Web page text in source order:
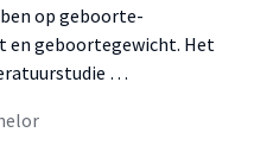
op geboorte-
geboortegewicht. Het
…